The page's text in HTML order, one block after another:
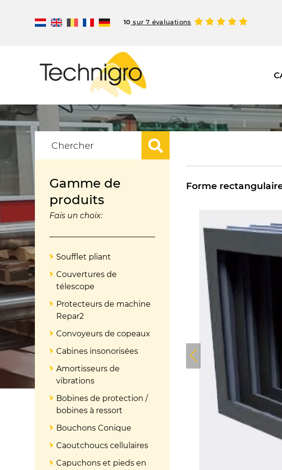
10 sur 7 évaluations
Forme
Gamme de
produits
Fais un choix:
Soufflet pliant
Couvertures de
télescope
Protecteurs de machine
Repar2
Convoyeurs de copeaux
Cabines insonorisées
Amortisseurs de
vibrations
Bobines de protection /
bobines à ressort
Bouchons Conique
Caoutchoucs cellulaires
Capuchons et pieds en